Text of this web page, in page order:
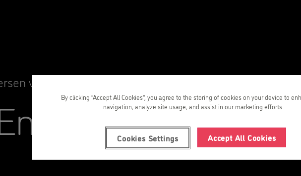
van het Engels
lessen
By clicking “Accept All Cookies”, you agree to the storing of cookies on your device to
navigation, analyze site usage, and assist in our marketing efforts.
Accept All Cookies
Cookies Settings